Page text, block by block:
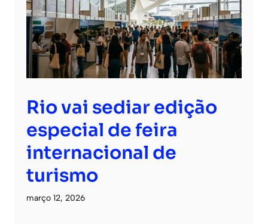
Rio vai sediar edição
especial de feira
internacional de
turismo
março 12, 2026